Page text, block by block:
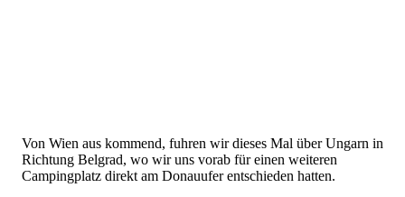
Von Wien aus kommend, fuhren wir dieses Mal über Ungarn in
Richtung Belgrad, wo wir uns vorab für einen weiteren
Campingplatz direkt am Donauufer entschieden hatten.